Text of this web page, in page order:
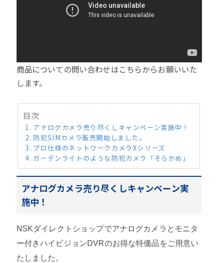
商品についての問い合わせはこちらからお願いいた
します。
目次
アナログカメラ売り尽くしキャンペーン実施中！
防犯SIMカメラ販売開始しました。
プロ仕様のネットワークカメラXシリーズ
ガーデンライトのような防犯カメラ「そらかめ」
アナログカメラ売り尽くしキャンペーン実
施中！
NSKダイレクトショップでアナログカメラとモニタ
ー付きハイビジョンDVRのお得な特価品をご用意い
たしました。